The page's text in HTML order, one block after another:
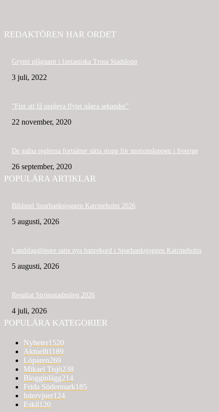
REDAKTÖREN HAR ORDET
Grymt plågsamt i fantastiska Trosa Stadslopp
3 juli, 2022
”Fint att få uppleva flytet några sekunder”
22 november, 2020
De galna reglerna fortsätter sätta stopp för motionsloppen i Sverige
26 september, 2020
POPULÄRA ARTIKLAR
Bildspel Sparbanksjoggen Katrineholm 2026
5 augusti, 2026
Landslagslöpare satte nya banrekord i Sparbanksjoggen Katrineholm
5 augusti, 2026
Resultat Strömstadmilen 2026
4 juli, 2026
POPULÄRA KATEGORIER
Nyheter1520
Aktuellt1189
Löparen269
Mikael Tisjö238
Blogginlägg214
Frida Södermark185
Intervjuer124
Eskil120